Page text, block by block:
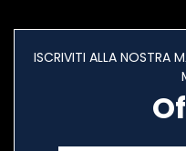
ISCRIVITI ALLA NOSTRA